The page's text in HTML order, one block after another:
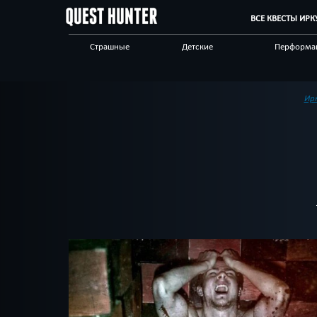
ВСЕ КВЕСТЫ
Страшные Детские
Логические